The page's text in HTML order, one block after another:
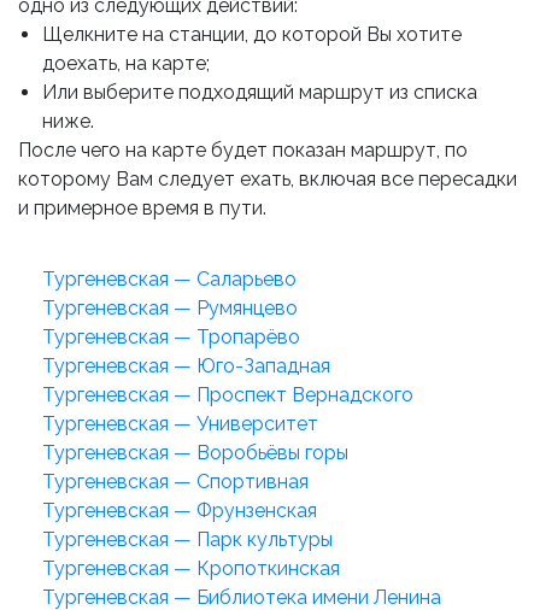
одно из следующих действий:
Щелкните на станции, до которой Вы хотите
доехать, на карте;
Или выберите подходящий маршрут из списка
ниже.
После чего на карте будет показан маршрут, по
которому Вам следует ехать, включая все пересадки
и примерное время в пути.
Тургеневская — Саларьево
Тургеневская — Румянцево
Тургеневская — Тропарёво
Тургеневская — Юго-Западная
Тургеневская — Проспект Вернадского
Тургеневская — Университет
Тургеневская — Воробьёвы горы
Тургеневская — Спортивная
Тургеневская — Фрунзенская
Тургеневская — Парк культуры
Тургеневская — Кропоткинская
Тургеневская — Библиотека имени Ленина